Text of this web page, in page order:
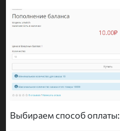
Выбираем способ оплаты: